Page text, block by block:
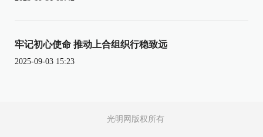
牢记初心使命 推动上合组织行稳致远
2025-09-03 15:23
光明网版权所有